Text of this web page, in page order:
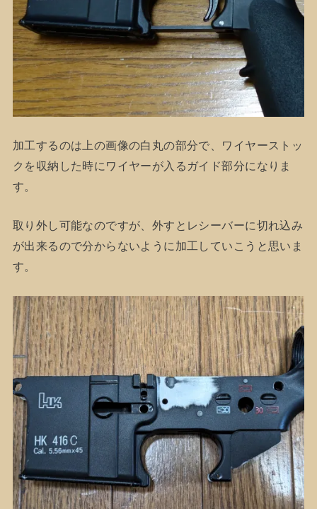
加工するのは上の画像の白丸の部分で、ワイヤーストッ
クを収納した時にワイヤーが入るガイド部分になりま
す。
取り外し可能なのですが、外すとレシーバーに切れ込み
が出来るので分からないように加工していこうと思いま
す。